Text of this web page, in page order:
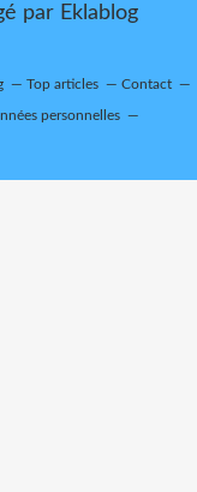
par Eklablog
Top articles Contact
personnelles